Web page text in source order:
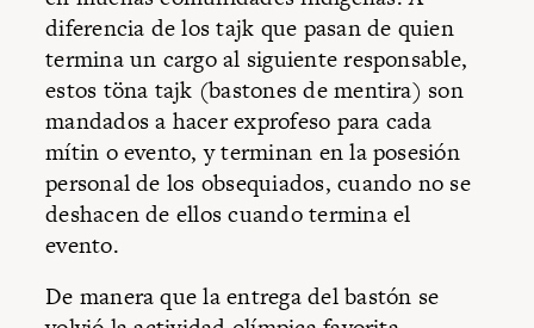
diferencia de los tajk que pasan de quien
termina un cargo al siguiente responsable,
estos töna tajk (bastones de mentira) son
mandados a hacer exprofeso para cada
mítin o evento, y terminan en la posesión
personal de los obsequiados, cuando no se
deshacen de ellos cuando termina el
evento.
De manera que la entrega del bastón se